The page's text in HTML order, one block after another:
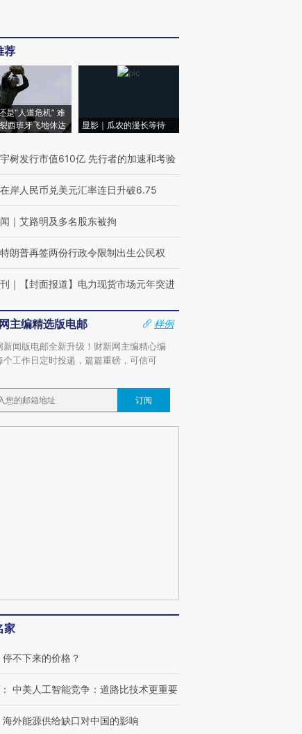
荐
是“人道危机” 难
西班牙飞地休达
显影｜瓜农的漫长等待
宇树发行市值610亿 先行者的加速和考验
在岸人民币兑美元汇率连日升破6.75
｜ 艾路明及多名股东被拘
特朗普再签两份行政令限制出生公民权
｜ 【封面报道】电力现货市场元年突进
主编精选版电邮
样例
新闻版电邮全新升级！财新网主编精心编
个工作日定时投递，篇篇重磅，可信可
订阅
家
停不下来的价格？
： 中美人工智能竞争：道路比技术更重要
海外能源供给缺口对中国的影响